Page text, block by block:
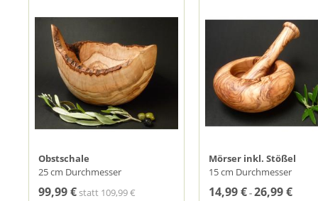
Obstschale
25 cm Durchmesser
99,99 €statt 109,99 €
Mörser inkl. Stößel
15 cm Durchmesser
14,99 €-26,99 €